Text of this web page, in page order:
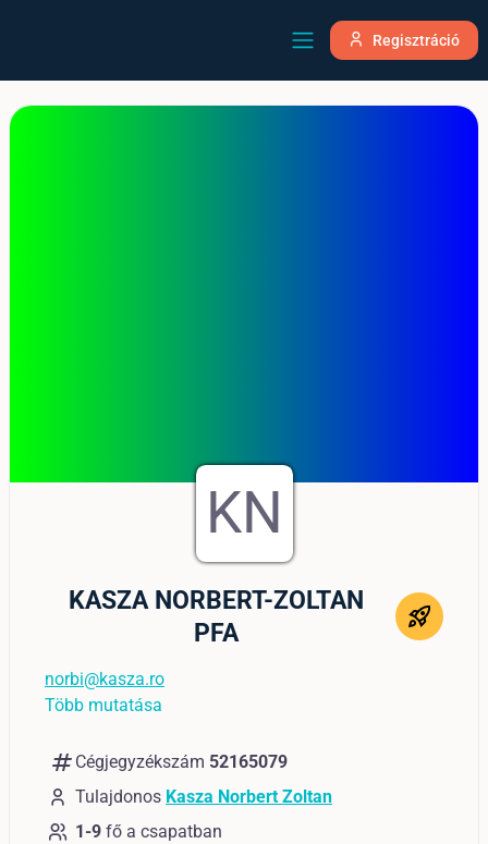
Regisztráció
KN
KASZA NORBERT-ZOLTAN
PFA
norbi@kasza.ro
Több mutatása
numbers Cégjegyzékszám 52165079
Tulajdonos Kasza Norbert Zoltan
1-9 fő a csapatban